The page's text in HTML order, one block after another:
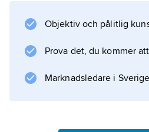
Objektiv och pålitlig
Prova det, du kommer
Marknadsledare i